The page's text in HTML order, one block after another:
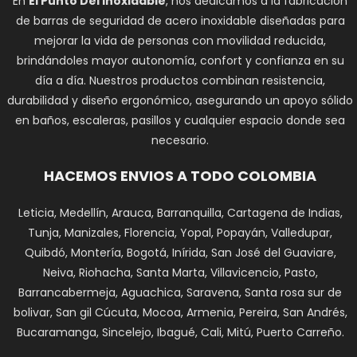
de barras de seguridad de acero inoxidable diseñadas para
mejorar la vida de personas con movilidad reducida,
brindándoles mayor autonomía, confort y confianza en su
día a día. Nuestros productos combinan resistencia,
durabilidad y diseño ergonómico, asegurando un apoyo sólido
en baños, escaleras, pasillos y cualquier espacio donde sea
necesario.
HACEMOS ENVIOS A TODO COLOMBIA
Leticia, Medellín, Arauca, Barranquilla, Cartagena de Indias,
Tunja, Manizales, Florencia, Yopal, Popayán, Valledupar,
Quibdó, Montería, Bogotá, Inírida, San José del Guaviare,
Neiva, Riohacha, Santa Marta, Villavicencio, Pasto,
Barrancabermeja, Aguachica, Saravena, Santa rosa sur de
bolivar, San gil Cúcuta, Mocoa, Armenia, Pereira, San Andrés,
Bucaramanga, Sincelejo, Ibagué, Cali, Mitú, Puerto Carreño.